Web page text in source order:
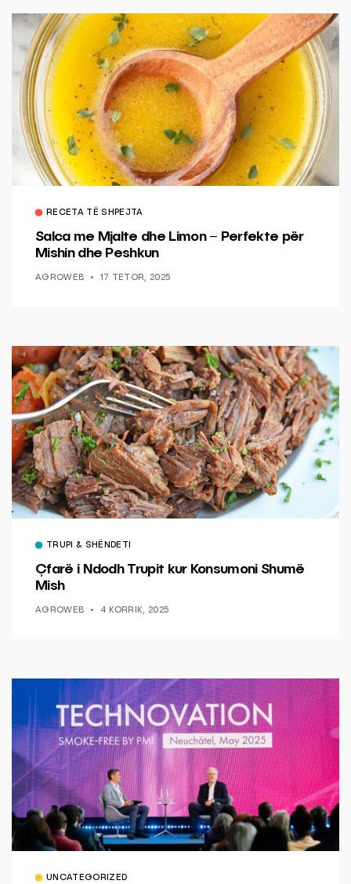
RECETA TË SHPEJTA
Salca me Mjalte dhe Limon – Perfekte për
Mishin dhe Peshkun
AGROWEB 17 TETOR, 2025
TRUPI & SHËNDETI
Çfarë i Ndodh Trupit kur Konsumoni Shumë
Mish
AGROWEB 4 KORRIK, 2025
UNCATEGORIZED